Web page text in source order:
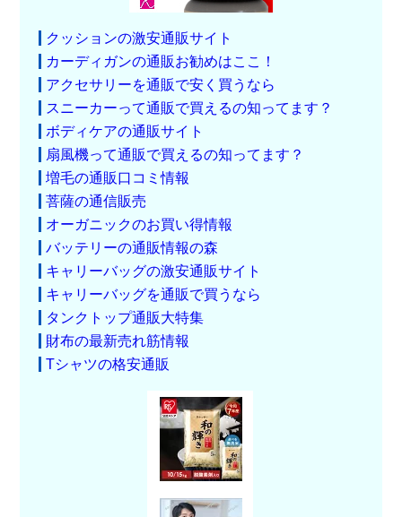
クッションの激安通販サイト
カーディガンの通販お勧めはここ！
アクセサリーを通販で安く買うなら
スニーカーって通販で買えるの知ってます？
ボディケアの通販サイト
扇風機って通販で買えるの知ってます？
増毛の通販口コミ情報
菩薩の通信販売
オーガニックのお買い得情報
バッテリーの通販情報の森
キャリーバッグの激安通販サイト
キャリーバッグを通販で買うなら
タンクトップ通販大特集
財布の最新売れ筋情報
Tシャツの格安通販